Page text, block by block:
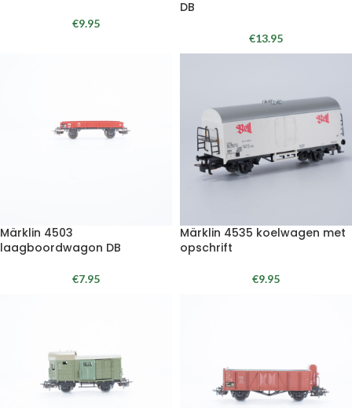
€9.95
DB
€13.95
Märklin 4503
laagboordwagon DB
€7.95
Märklin 4535 koelwagen met
opschrift
€9.95